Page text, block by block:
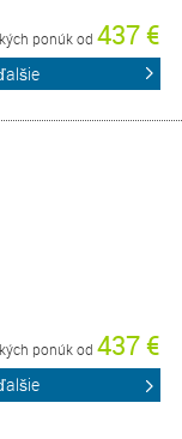
ponúk od 437 €
ponúk od 437 €